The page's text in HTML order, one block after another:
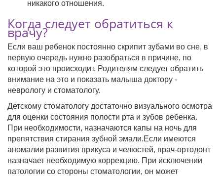
никакого отношения.
Когда следует обратиться к
врачу?
Если ваш ребенок постоянно скрипит зубами во сне, в
первую очередь нужно разобраться в причине, по
которой это происходит. Родителям следует обратить
внимание на это и показать малыша доктору -
неврологу и стоматологу.
Детскому стоматологу достаточно визуального осмотра
для оценки состояния полости рта и зубов ребенка.
При необходимости, назначаются капы на ночь для
препятствия стирания зубной эмали.Если имеются
аномалии развития прикуса и челюстей, врач-ортодонт
назначает необходимую коррекцию. При исключении
патологии со стороны стоматологии, он может